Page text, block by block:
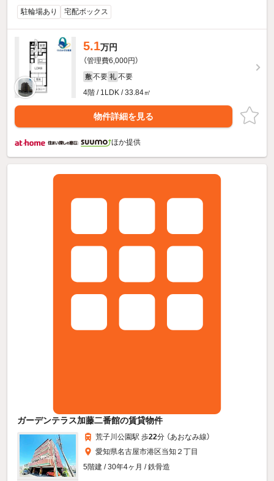
駐輪場あり 宅配ボックス
5.1万円
（管理費6,000円）
敷 不要 礼 不要
4階 / 1LDK / 33.84㎡
物件詳細を見る
ほか提供
ガーデンテラス加藤二番館の賃貸物件
荒子川公園駅 歩22分 （あおなみ線）
愛知県名古屋市港区当知２丁目
5階建 / 30年4ヶ月 / 鉄骨造